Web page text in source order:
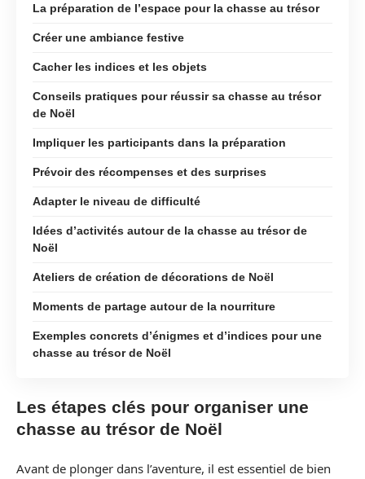
La préparation de l’espace pour la chasse au trésor
Créer une ambiance festive
Cacher les indices et les objets
Conseils pratiques pour réussir sa chasse au trésor
de Noël
Impliquer les participants dans la préparation
Prévoir des récompenses et des surprises
Adapter le niveau de difficulté
Idées d’activités autour de la chasse au trésor de
Noël
Ateliers de création de décorations de Noël
Moments de partage autour de la nourriture
Exemples concrets d’énigmes et d’indices pour une
chasse au trésor de Noël
Les étapes clés pour organiser une
chasse au trésor de Noël
Avant de plonger dans l’aventure, il est essentiel de bien